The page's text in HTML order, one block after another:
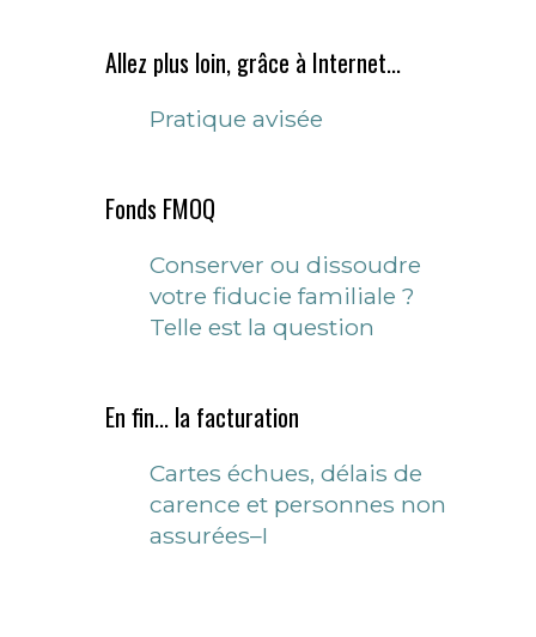
Allez plus loin, grâce à Internet...
Pratique avisée
Fonds FMOQ
Conserver ou dissoudre
votre fiducie familiale ?
Telle est la question
En fin... la facturation
Cartes échues, délais de
carence et personnes non
assurées–I